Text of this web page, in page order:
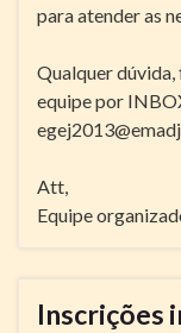
para atender as
Qualquer
equipe por
Att,
Equipe
Inscrições